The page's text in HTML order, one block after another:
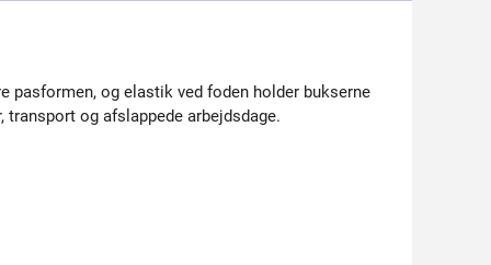
og elastik ved foden holder bukserne
og afslappede arbejdsdage.